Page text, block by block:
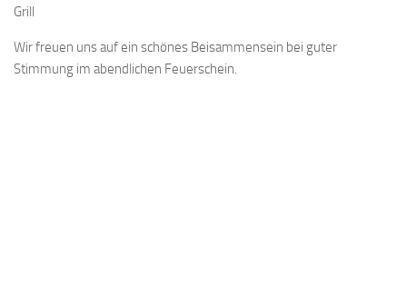
Grill
Wir freuen uns auf ein schönes Beisammensein bei guter
Stimmung im abendlichen Feuerschein.